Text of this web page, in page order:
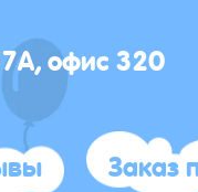
офис 320
Заказ